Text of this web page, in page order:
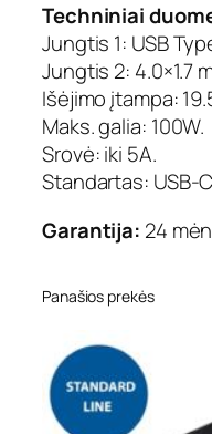
0
×
1
.
7
m
m
d
p
s
Techniniai
Jungtis 1: USB
Jungtis 2: 4.0×1.7
Išėjimo įtampa:
Maks. galia: 100W.
Srovė: iki 5A.
Standartas: USB-
Garantija: 24
Panašios prekės